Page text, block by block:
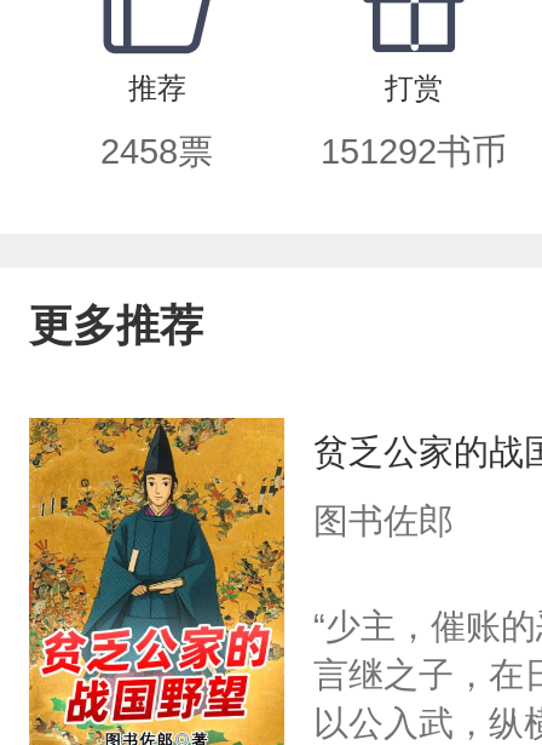
推荐
2458票
打赏
151292书币
更多推荐
贫乏公家的战
图书佐郎
“少主，催账
言继之子，在
以公入武，纵